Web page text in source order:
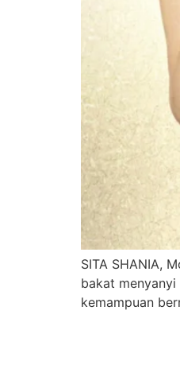
SITA SHANIA,
bakat
kemampuan